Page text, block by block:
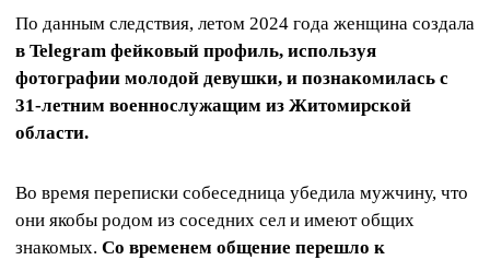
По данным следствия, летом 2024 года женщина создала
в Telegram фейковый профиль, используя
фотографии молодой девушки, и познакомилась с
31-летним военнослужащим из Житомирской
области.
Во время переписки собеседница убедила мужчину, что
они якобы родом из соседних сел и имеют общих
знакомых. Со временем общение перешло к